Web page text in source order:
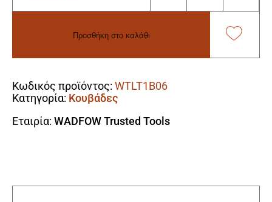
37m
ποσότητα
Προσθήκη στο καλάθι
Κωδικός προϊόντος: WTLT1B06
Κατηγορία: Κουβάδες
Εταιρία: WADFOW Trusted Tools